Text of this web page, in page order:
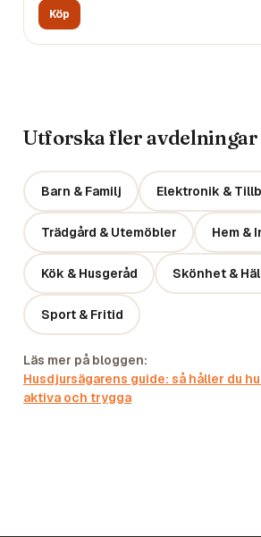
Köp
Utforska fler avdelningar
Barn & Familj Elektronik &
Trädgård & Utemöbler Hem &
Kök & Husgeråd Skönhet &
Sport & Fritid
Läs mer på bloggen:
Husdjursägarens guide: så håller du
aktiva och trygga